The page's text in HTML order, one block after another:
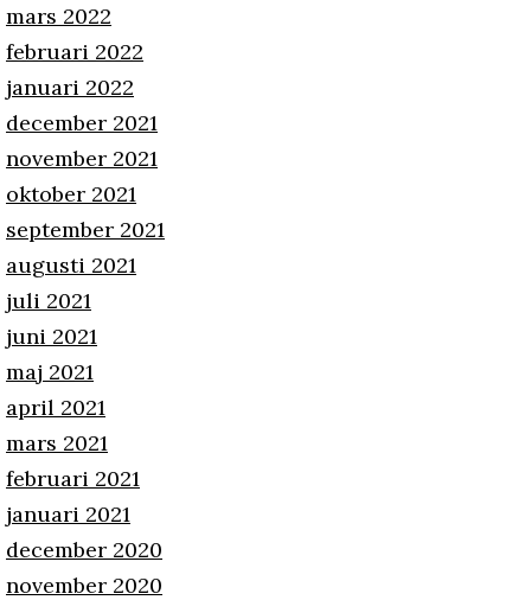
mars 2022
februari 2022
januari 2022
december 2021
november 2021
oktober 2021
september 2021
augusti 2021
juli 2021
juni 2021
maj 2021
april 2021
mars 2021
februari 2021
januari 2021
december 2020
november 2020